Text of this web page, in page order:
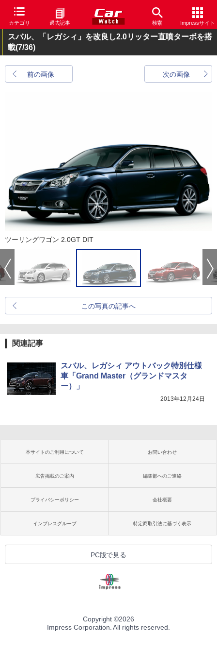
カテゴリ 過去記事 検索 Impressサイト
スバル、「レガシィ」を改良し2.0リッター直噴ターボを搭
載(7/36)
前の画像 次の画像
ツーリングワゴン 2.0GT DIT
この写真の記事へ
関連記事
スバル、レガシィ アウトバック特別仕様
車「Grand Master（グランドマスタ
ー）」
2013年12月24日
本サイトのご利用について お問い合わせ
広告掲載のご案内 編集部へのご連絡
プライバシーポリシー 会社概要
インプレスグループ 特定商取引法に基づく表示
PC版で見る
Copyright ©2026
Impress Corporation. All rights reserved.